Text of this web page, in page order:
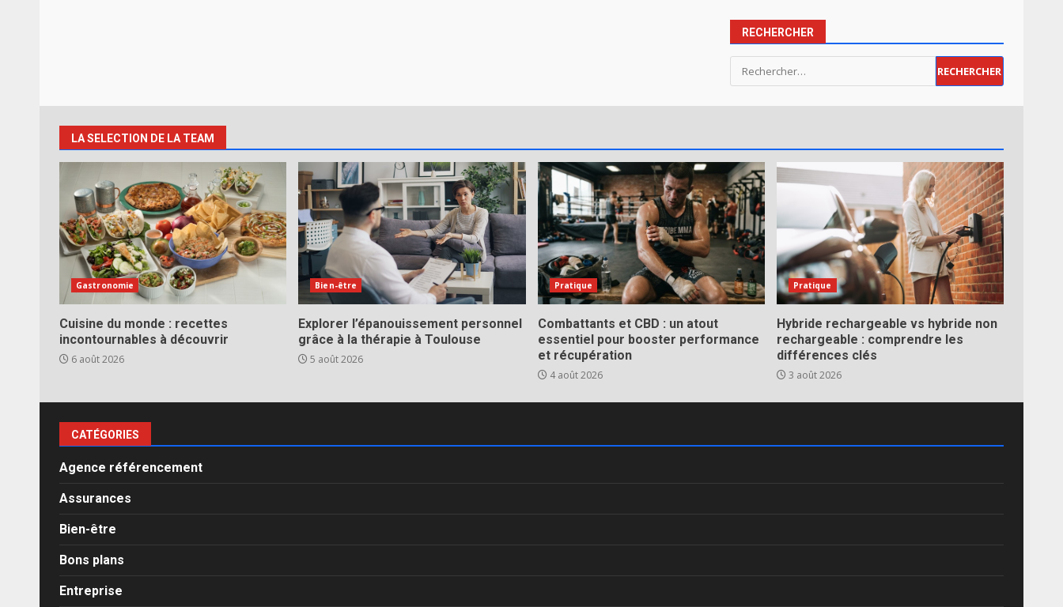
RECHERCHER
Rechercher :
LA SELECTION DE LA TEAM
Gastronomie
Cuisine du monde : recettes
incontournables à découvrir
6 août 2026
Bien-être
Explorer l’épanouissement personnel
grâce à la thérapie à Toulouse
5 août 2026
Pratique
Combattants et CBD : un atout
essentiel pour booster performance
et récupération
4 août 2026
Pratique
Hybride rechargeable vs hybride non
rechargeable : comprendre les
différences clés
3 août 2026
CATÉGORIES
Agence référencement
Assurances
Bien-être
Bons plans
Entreprise